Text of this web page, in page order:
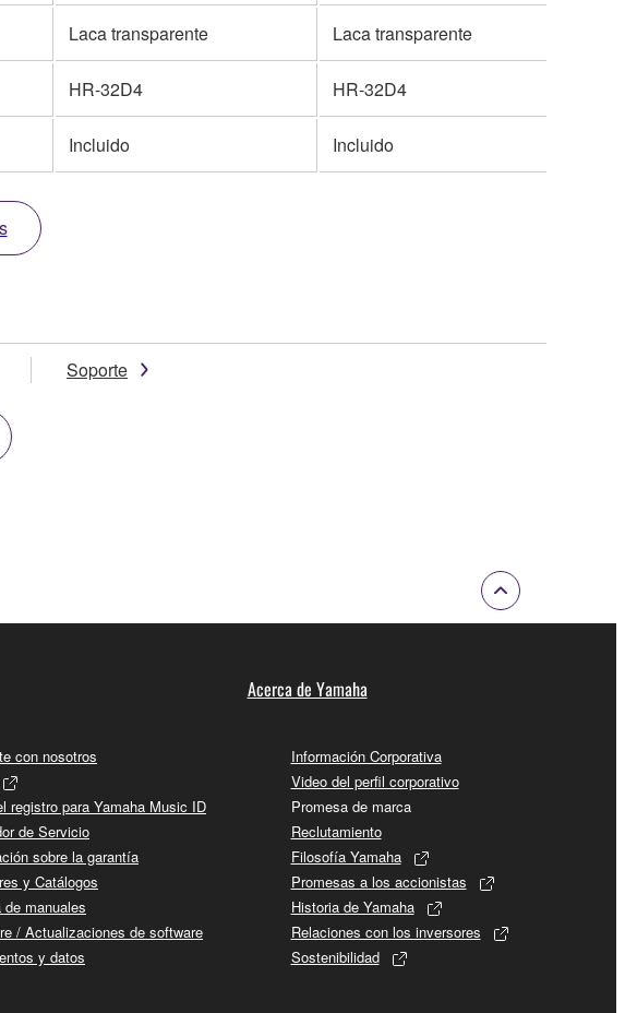
Laca transparente Laca transparente
HR-32D4 HR-32D4
Incluido Incluido
Soporte
con nosotros
registro para Yamaha Music ID
de Servicio
sobre la garantía
y Catálogos
de manuales
/ Actualizaciones de software
y datos
Acerca de Yamaha
Información Corporativa
Video del perfil corporativo
Promesa de marca
Reclutamiento
Filosofía Yamaha
Promesas a los accionistas
Historia de Yamaha
Relaciones con los inversores
Sostenibilidad